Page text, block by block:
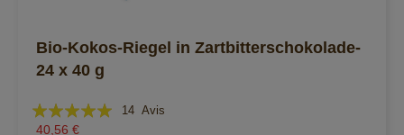
Bio-Kokos-Riegel in Zartbitterschokolade-
24 x 40 g
Évaluation:
100%
14 Avis
40,56 €